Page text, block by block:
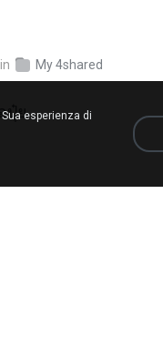
in My 4shared
ปุ๋ยesperienza di